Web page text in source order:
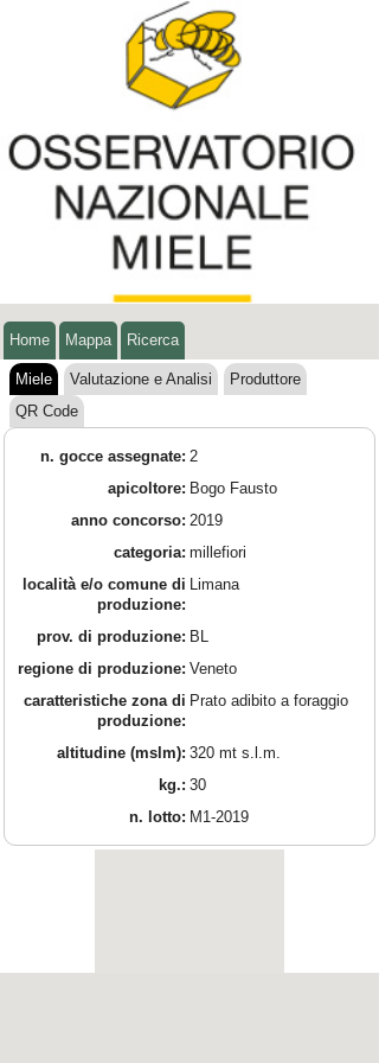
Home Mappa Ricerca
Miele Valutazione e Analisi
Produttore
QR Code
n. gocce assegnate: 2
apicoltore: Bogo Fausto
anno concorso: 2019
categoria: millefiori
località e/o comune di
produzione:
Limana
prov. di produzione: BL
regione di produzione: Veneto
caratteristiche zona di
produzione:
Prato adibito a foraggio
altitudine (mslm): 320 mt s.l.m.
kg.: 30
n. lotto: M1-2019